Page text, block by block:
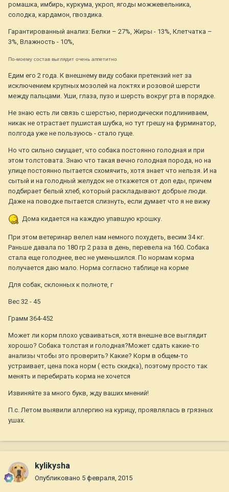
ромашка, имбирь, куркума, укроп, ягоды можжевельника,
солодка, кардамон, гвоздика.
Гарантированный анализ: Белки – 27%, Жиры - 13%, Клетчатка –
3%, Влажность - 10%,
По-моему состав выглядит очень аппетитно
Едим его 2 года. К внешнему виду собаки претензий нет за
исключением крупных мозолей на локтях и розовой шерсти
между пальцами. Уши, глаза, пузо и шерсть вокруг рта в порядке.
Не знаю есть ли связь с шерстью, периодически подлиниваем,
никак не отрастает пушистая шубка, но тут грешу на фурминатор,
полгода уже не пользуюсь - стало гуще.
Но что сильно смущает, что собака постоянно голодная и при
этом толстовата. Знаю что такая вечно голодная порода, но на
улице постоянно пытается схомячить, хотя знает что нельзя. И на
сытый и на голодный желудок не откажется от доп еды, причем
подбирает белый хлеб, который раскладывают добрые люди.
Даже на поводке пытается слизнуть, если думает что я не вижу
Дома кидается на каждую упавшую крошку.
При этом ветеринар велел нам немного похудеть, весим 34 кг.
Раньше давала по 180 гр 2 раза в день, перевела на 160. Собака
стала еще голоднее, вес не уменьшился. По нормам корма
получается даю мало. Норма согласно таблице на корме
Для собак, склонных к полноте, г
Вес 32 - 45
Грамм 364-452
Может ли корм плохо усваиваться, хотя внешне все выглядит
хорошо? Собака толстая и голодная?Может сдать какие-то
анализы чтобы это проверить? Какие? Корм в общем-то
устраивает, цена пока норм ( есть скидка), поэтому просто так
менять и перебирать корма не хочется
Извиняйте за много букв, жду ваших мнений!
П.с. Летом выявили аллергию на курицу, проявлялась в грязных
ушах.
kylikysha
Опубликовано 5 февраля, 2015